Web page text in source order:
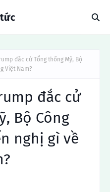
đắc cử Tổng thống Mỹ, Bộ
Việt Nam?
đắc cử
Bộ Công
nghị gì về